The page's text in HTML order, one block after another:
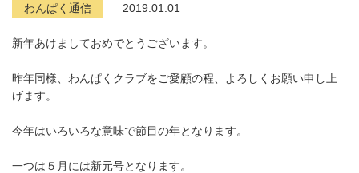
わんぱく通信 2019.01.01
新年あけましておめでとうございます。
昨年同様、わんぱくクラブをご愛顧の程、よろしくお願い申し上
げます。
今年はいろいろな意味で節目の年となります。
一つは５月には新元号となります。